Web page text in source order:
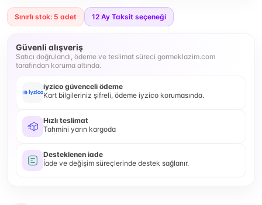
Sınırlı stok: 5 adet 12 Ay Taksit seçeneği
Güvenli alışveriş
Satıcı doğrulandı, ödeme ve teslimat süreci gormeklazim.com
tarafından koruma altında.
iyzico güvenceli ödeme
Kart bilgileriniz şifreli, ödeme iyzico korumasında.
Hızlı teslimat
Tahmini yarın kargoda
Desteklenen iade
İade ve değişim süreçlerinde destek sağlanır.